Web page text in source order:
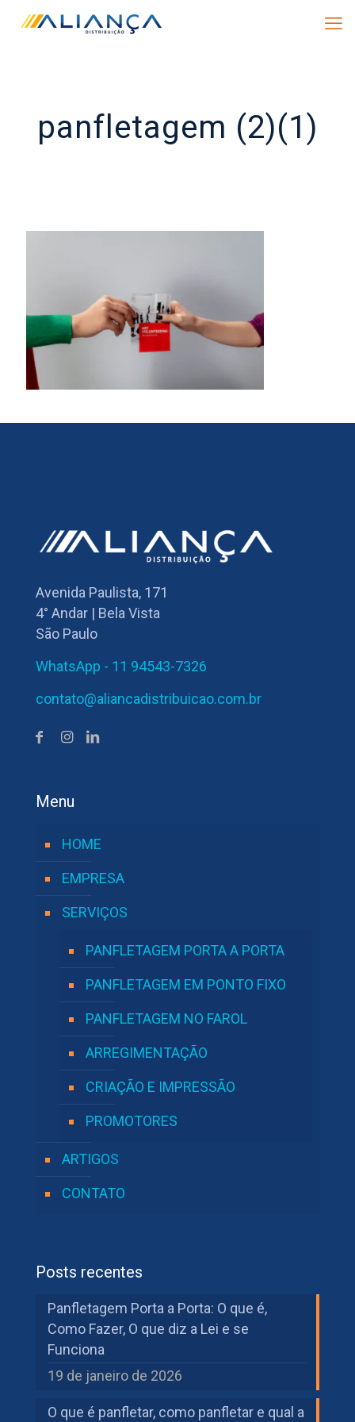
panfletagem (2)(1)
Avenida Paulista, 171
4° Andar | Bela Vista
São Paulo
WhatsApp - 11 94543-7326
contato@aliancadistribuicao.com.br
Menu
HOME
EMPRESA
SERVIÇOS
PANFLETAGEM PORTA A PORTA
PANFLETAGEM EM PONTO FIXO
PANFLETAGEM NO FAROL
ARREGIMENTAÇÃO
CRIAÇÃO E IMPRESSÃO
PROMOTORES
ARTIGOS
CONTATO
Posts recentes
Panfletagem Porta a Porta: O que é,
Como Fazer, O que diz a Lei e se
Funciona
19 de janeiro de 2026
O que é panfletar, como panfletar e qual a